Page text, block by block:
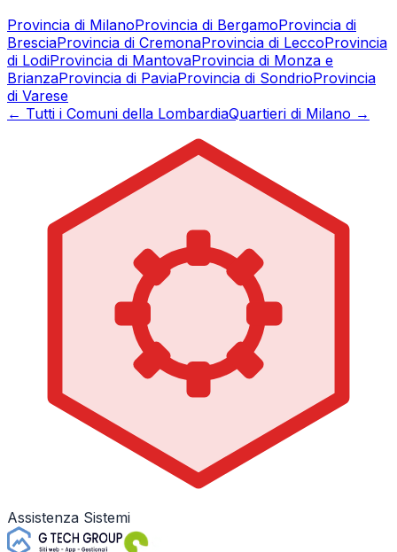
Provincia di MilanoProvincia di BergamoProvincia di
BresciaProvincia di CremonaProvincia di LeccoProvincia
di LodiProvincia di MantovaProvincia di Monza e
BrianzaProvincia di PaviaProvincia di SondrioProvincia
di Varese
← Tutti i Comuni della LombardiaQuartieri di Milano →
Assistenza Sistemi